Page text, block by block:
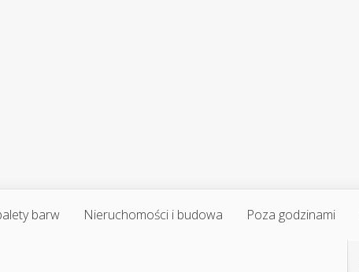
barw Nieruchomości i budowa Poza godzinami